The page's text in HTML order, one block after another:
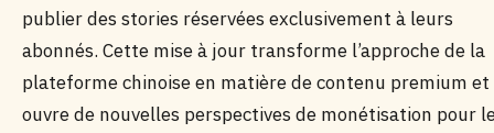
publier des stories réservées exclusivement à leurs
abonnés. Cette mise à jour transforme l’approche de la
plateforme chinoise en matière de contenu premium et
ouvre de nouvelles perspectives de monétisation pour